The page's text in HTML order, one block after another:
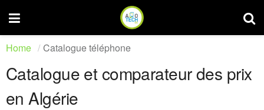
Home Catalogue téléphone
Catalogue et comparateur des prix
en Algérie